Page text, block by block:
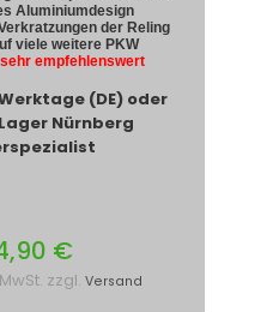
Aluminiumdesign
der Reling
viele weitere PKW
sehr empfehlenswert
(DE) oder
Nürnberg
€
zzgl. Versand